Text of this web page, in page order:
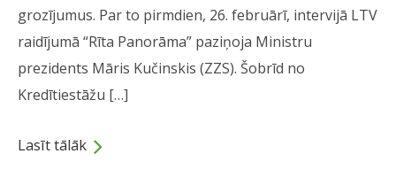
grozījumus. Par to pirmdien, 26. februārī, intervijā LTV
raidījumā “Rīta Panorāma” paziņoja Ministru
prezidents Māris Kučinskis (ZZS). Šobrīd no
Kredītiestāžu […]
Lasīt tālāk